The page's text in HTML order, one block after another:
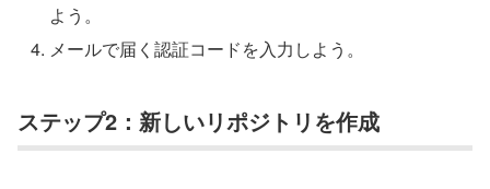
よう。
メールで届く認証コードを入力しよう。
ステップ2：新しいリポジトリを作成